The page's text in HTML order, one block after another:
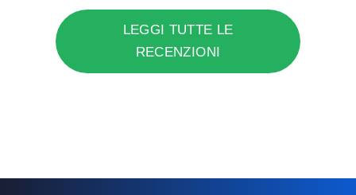
LEGGI TUTTE LE
RECENZIONI